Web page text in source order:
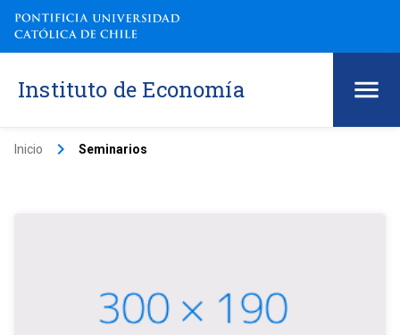
Instituto de Economía
Inicio keyboard_arrow_right Seminarios